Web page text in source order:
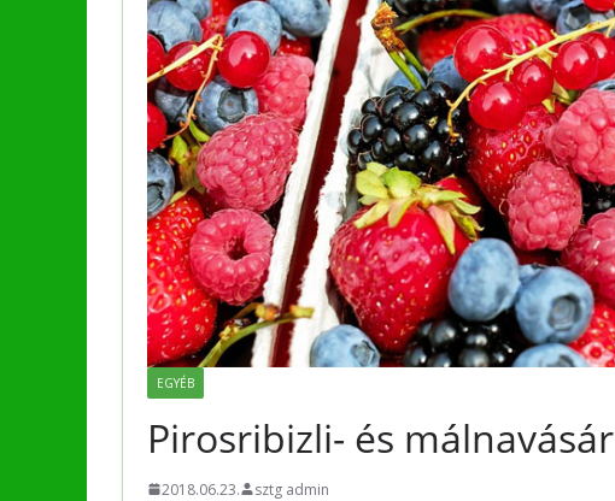
EGYÉB
Pirosribizli- és málnavásár
2018.06.23. sztg admin